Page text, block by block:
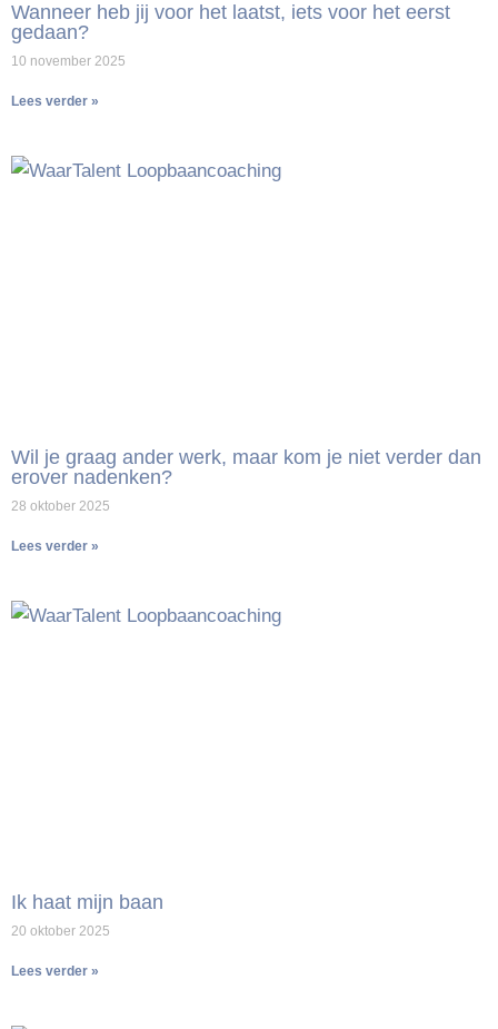
Wanneer heb jij voor het laatst, iets voor het eerst
gedaan?
10 november 2025
Lees verder »
Wil je graag ander werk, maar kom je niet verder dan
erover nadenken?
28 oktober 2025
Lees verder »
Ik haat mijn baan
20 oktober 2025
Lees verder »